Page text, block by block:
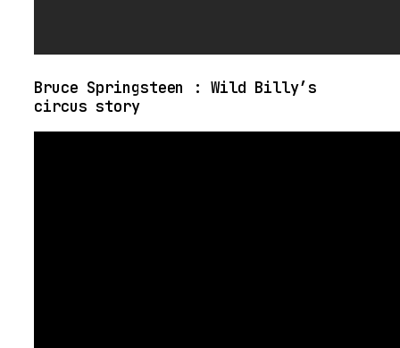
Bruce Springsteen : Wild Billy’s
circus story